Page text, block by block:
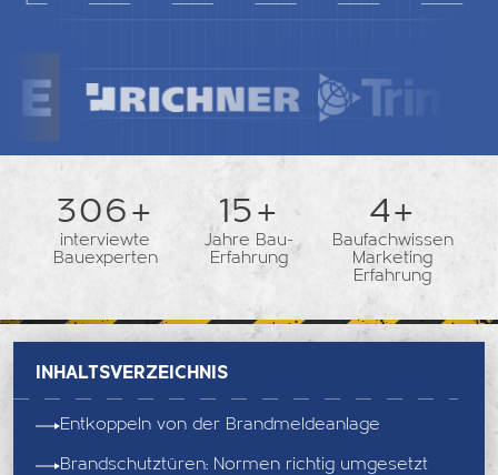
362+
interviewte
Bauexperten
18+
Jahre Bau-
Erfahrung
5+
Baufachwissen
Marketing
Erfahrung
Inhaltsverzeichnis
Entkoppeln von der Brandmeldeanlage
Brandschutztüren: Normen richtig umgesetzt